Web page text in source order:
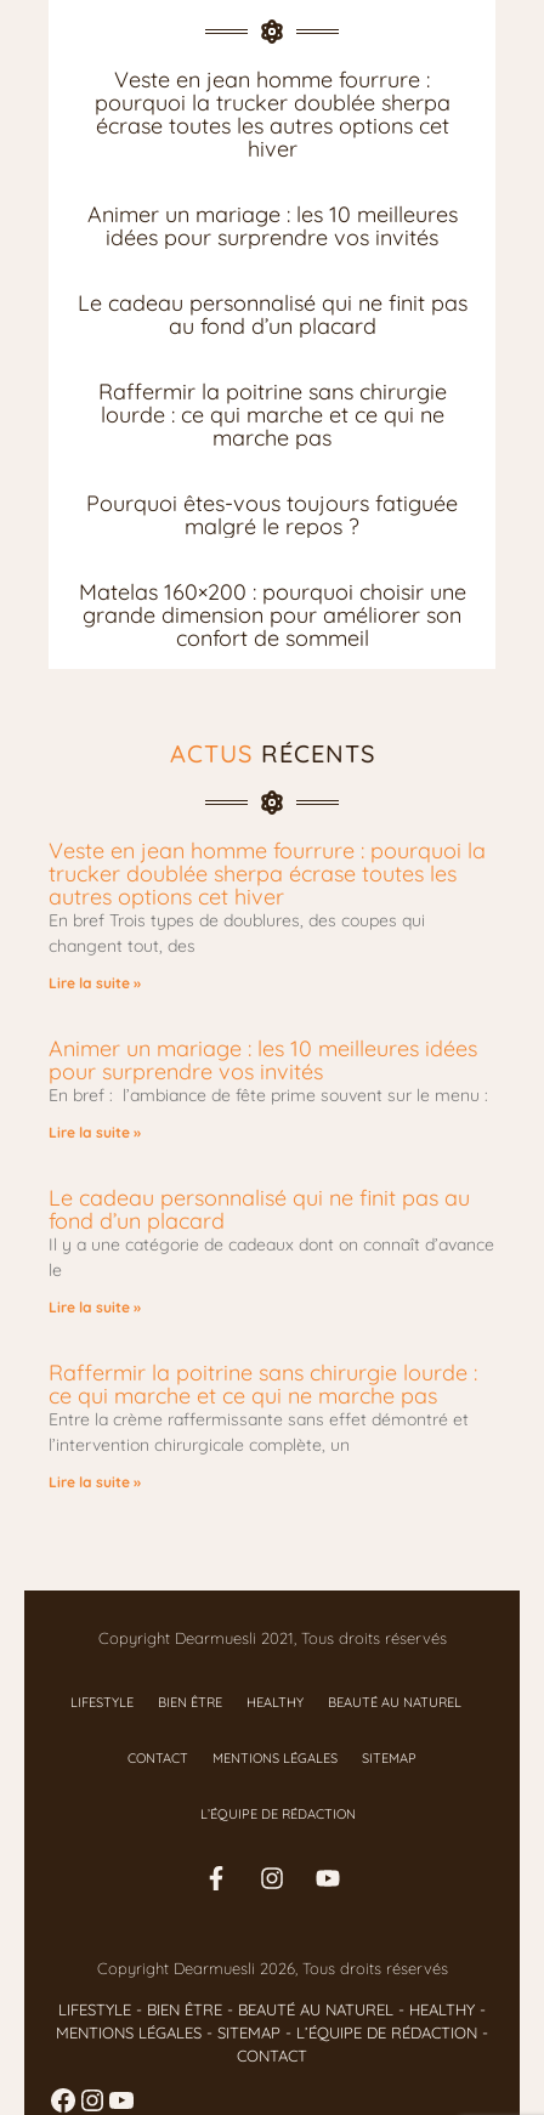
Veste en jean homme fourrure :
pourquoi la trucker doublée sherpa
écrase toutes les autres options cet
hiver
Animer un mariage : les 10 meilleures
idées pour surprendre vos invités
Le cadeau personnalisé qui ne finit pas
au fond d’un placard
Raffermir la poitrine sans chirurgie
lourde : ce qui marche et ce qui ne
marche pas
Pourquoi êtes-vous toujours fatiguée
malgré le repos ?
Matelas 160×200 : pourquoi choisir une
grande dimension pour améliorer son
confort de sommeil
ACTUS RÉCENTS
Veste en jean homme fourrure : pourquoi la
trucker doublée sherpa écrase toutes les
autres options cet hiver
En bref Trois types de doublures, des coupes qui
changent tout, des
Lire la suite »
Animer un mariage : les 10 meilleures idées
pour surprendre vos invités
En bref : l’ambiance de fête prime souvent sur le menu :
Lire la suite »
Le cadeau personnalisé qui ne finit pas au
fond d’un placard
Il y a une catégorie de cadeaux dont on connaît d’avance
le
Lire la suite »
Raffermir la poitrine sans chirurgie lourde :
ce qui marche et ce qui ne marche pas
Entre la crème raffermissante sans effet démontré et
l’intervention chirurgicale complète, un
Lire la suite »
Copyright Dearmuesli 2021, Tous droits réservés
LIFESTYLE BIEN ÊTRE HEALTHY BEAUTÉ AU NATUREL
CONTACT MENTIONS LÉGALES SITEMAP
L’ÉQUIPE DE RÉDACTION
Copyright Dearmuesli 2026, Tous droits réservés
LIFESTYLE - BIEN ÊTRE - BEAUTÉ AU NATUREL - HEALTHY -
MENTIONS LÉGALES - SITEMAP - L’ÉQUIPE DE RÉDACTION -
CONTACT